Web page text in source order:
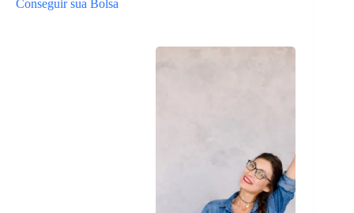
Conseguir sua Bolsa